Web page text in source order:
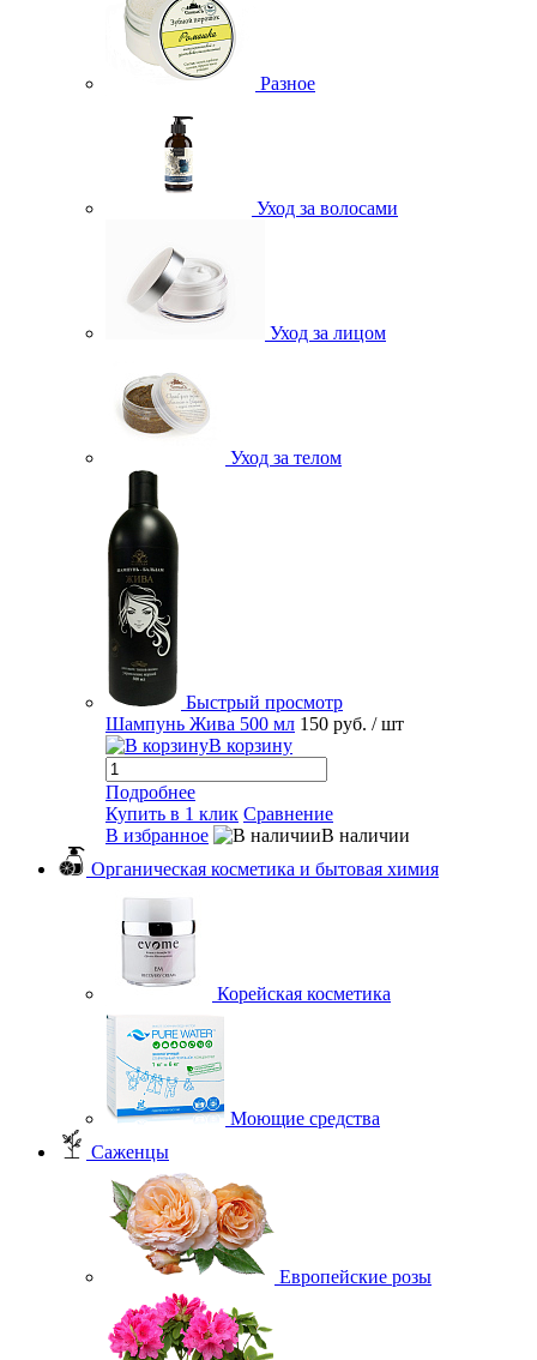
Разное
Уход за волосами
Уход за лицом
Уход за телом
Быстрый просмотр
Шампунь Жива 500 мл 150 руб. / шт
В корзину
Подробнее
Купить в 1 клик Сравнение
В избранное
В наличии
Органическая косметика и бытовая химия
Корейская косметика
Моющие средства
Саженцы
Европейские розы